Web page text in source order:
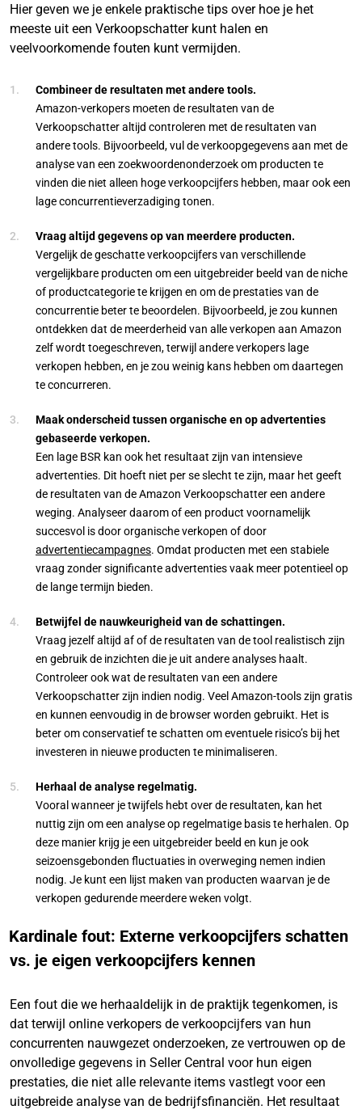
Hier geven we je enkele praktische tips over hoe je het
meeste uit een Verkoopschatter kunt halen en
veelvoorkomende fouten kunt vermijden.
Combineer de resultaten met andere tools.
Amazon-verkopers moeten de resultaten van de
Verkoopschatter altijd controleren met de resultaten van
andere tools. Bijvoorbeeld, vul de verkoopgegevens aan met de
analyse van een zoekwoordenonderzoek om producten te
vinden die niet alleen hoge verkoopcijfers hebben, maar ook een
lage concurrentieverzadiging tonen.
Vraag altijd gegevens op van meerdere producten.
Vergelijk de geschatte verkoopcijfers van verschillende
vergelijkbare producten om een uitgebreider beeld van de niche
of productcategorie te krijgen en om de prestaties van de
concurrentie beter te beoordelen. Bijvoorbeeld, je zou kunnen
ontdekken dat de meerderheid van alle verkopen aan Amazon
zelf wordt toegeschreven, terwijl andere verkopers lage
verkopen hebben, en je zou weinig kans hebben om daartegen
te concurreren.
Maak onderscheid tussen organische en op advertenties
gebaseerde verkopen.
Een lage BSR kan ook het resultaat zijn van intensieve
advertenties. Dit hoeft niet per se slecht te zijn, maar het geeft
de resultaten van de Amazon Verkoopschatter een andere
weging. Analyseer daarom of een product voornamelijk
succesvol is door organische verkopen of door
advertentiecampagnes. Omdat producten met een stabiele
vraag zonder significante advertenties vaak meer potentieel op
de lange termijn bieden.
Betwijfel de nauwkeurigheid van de schattingen.
Vraag jezelf altijd af of de resultaten van de tool realistisch zijn
en gebruik de inzichten die je uit andere analyses haalt.
Controleer ook wat de resultaten van een andere
Verkoopschatter zijn indien nodig. Veel Amazon-tools zijn gratis
en kunnen eenvoudig in de browser worden gebruikt. Het is
beter om conservatief te schatten om eventuele risico’s bij het
investeren in nieuwe producten te minimaliseren.
Herhaal de analyse regelmatig.
Vooral wanneer je twijfels hebt over de resultaten, kan het
nuttig zijn om een analyse op regelmatige basis te herhalen. Op
deze manier krijg je een uitgebreider beeld en kun je ook
seizoensgebonden fluctuaties in overweging nemen indien
nodig. Je kunt een lijst maken van producten waarvan je de
verkopen gedurende meerdere weken volgt.
Kardinale fout: Externe verkoopcijfers schatten
vs. je eigen verkoopcijfers kennen
Een fout die we herhaaldelijk in de praktijk tegenkomen, is
dat terwijl online verkopers de verkoopcijfers van hun
concurrenten nauwgezet onderzoeken, ze vertrouwen op de
onvolledige gegevens in Seller Central voor hun eigen
prestaties, die niet alle relevante items vastlegt voor een
uitgebreide analyse van de bedrijfsfinanciën. Het resultaat